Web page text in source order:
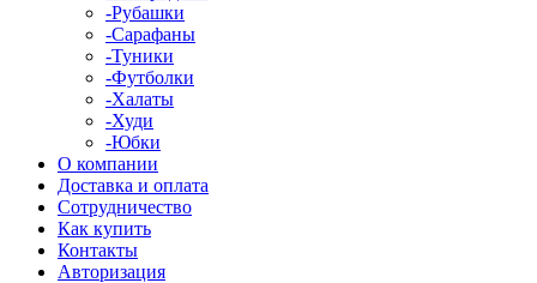
-Рубашки
-Сарафаны
-Туники
-Футболки
-Халаты
-Худи
-Юбки
О компании
Доставка и оплата
Сотрудничество
Как купить
Контакты
Авторизация